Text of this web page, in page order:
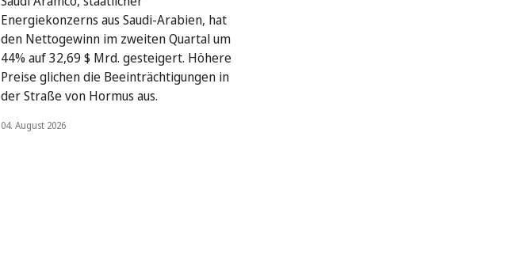
Energiekonzerns aus Saudi-Arabien, hat
den Nettogewinn im zweiten Quartal um
44% auf 32,69 $ Mrd. gesteigert. Höhere
Preise glichen die Beeinträchtigungen in
der Straße von Hormus aus.
04. August 2026